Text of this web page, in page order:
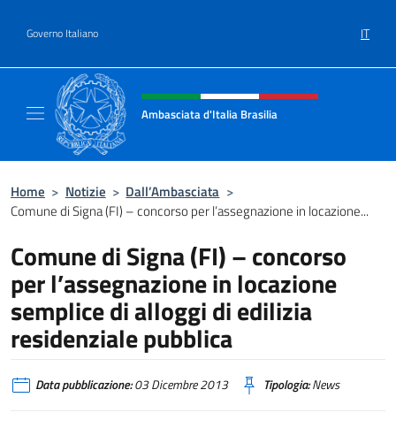
Governo Italiano IT
Intestazione sito, social e menù
Ambasciata d'Italia Brasilia
Home > Notizie > Dall’Ambasciata >
Comune di Signa (FI) – concorso per l’assegnazione in locazione...
Comune di Signa (FI) – concorso
per l’assegnazione in locazione
semplice di alloggi di edilizia
residenziale pubblica
Data pubblicazione:03 Dicembre 2013 Tipologia:News